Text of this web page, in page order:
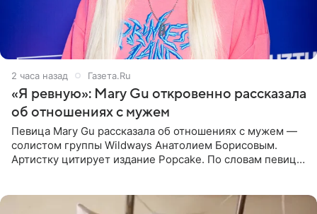
2 часа назад Газета.Ru
«Я ревную»: Mary Gu откровенно рассказала
об отношениях с мужем
Певица Mary Gu рассказала об отношениях с мужем —
солистом группы Wildways Анатолием Борисовым.
Артистку цитирует издание Popcake. По словам певицы,